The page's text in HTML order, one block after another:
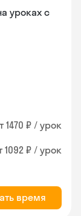
уроках с
1470 ₽ / урок
1092 ₽ / урок
время